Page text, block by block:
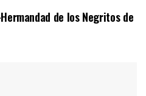
de los Negritos de